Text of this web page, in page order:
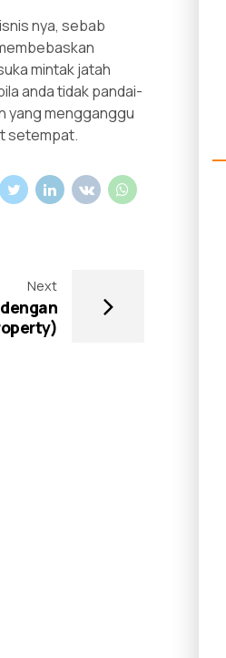
nya, sebab
mintak jatah
anda tidak pandai-
yang mengganggu
setempat.
Next